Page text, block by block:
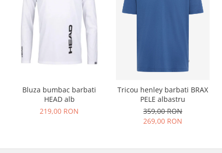
Bluza bumbac barbati
HEAD alb
219,00 RON
Tricou henley barbati BRAX
PELE albastru
359,00 RON
269,00 RON